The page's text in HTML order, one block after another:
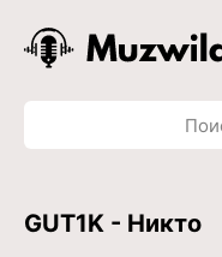
GUT1K - Никто